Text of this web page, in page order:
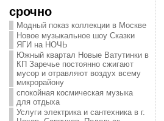
срочно
Модный показ коллекции в Москве
Новое музыкальное шоу Сказки
ЯГИ на НОЧЬ
Южный квартал Новые Ватутинки в
КП Заречье постоянно сжигают
мусор и отравляют воздух всему
микрорайону
спокойная космическая музыка
для отдыха
Услуги электрика и сантехника в г.